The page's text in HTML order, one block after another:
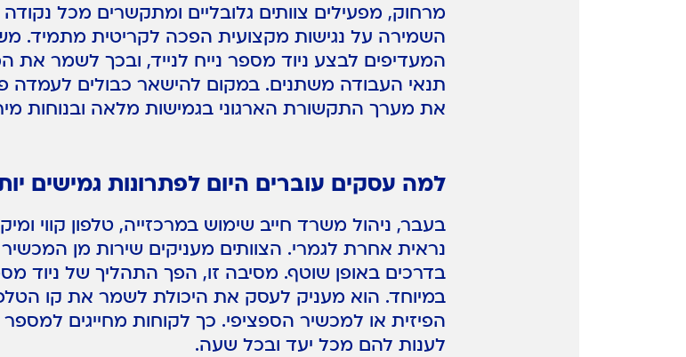
מרחוק, מפעילים צוותים גלובליים ומתקשרים מכל
השמירה על נגישות מקצועית הפכה לקריטית מתמיד.
המעדיפים לבצע ניוד מספר נייח לנייד, ובכך לשמר
תנאי העבודה משתנים. במקום להישאר כבולים לעמדה
את מערך התקשורת הארגוני בגמישות מלאה ובנוחות
למה עסקים עוברים היום לפתרונות גמישים
בעבר, ניהול משרד חייב שימוש במרכזייה, טלפון קווי
נראית אחרת לגמרי. הצוותים מעניקים שירות מן
בדרכים באופן שוטף. מסיבה זו, הפך התהליך של ניוד
במיוחד. הוא מעניק לעסק את היכולת לשמר את קו
הפיזית או למכשיר הספציפי. כך לקוחות מחייגים
לענות להם מכל יעד ובכל שעה.